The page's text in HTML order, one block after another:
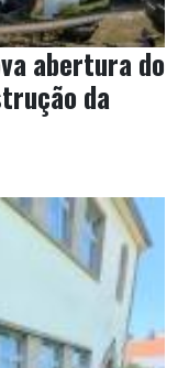
abertura do
da